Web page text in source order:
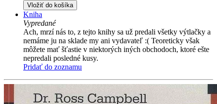
Vložiť do košíka
Kniha
Vypredané
Ach, mrzí nás to, z tejto knihy sa už predali všetky výtlačky a
nemáme ju na sklade my ani vydavateľ :( Teoreticky však
môžete mať šťastie v niektorých iných obchodoch, ktoré ešte
nepredali posledné kusy.
Pridať do zoznamu